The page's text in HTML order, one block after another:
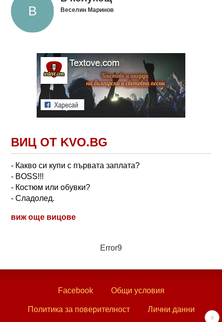
Веселин Маринов
ВИЦ ОТ KVO.BG
- Какво си купи с първата заплата?
- BOSS!!!
- Костюм или обувки?
- Сладолед.
виж още вицове
Error9
x
Facebook Общи условия
Политика за поверителност Лични данни